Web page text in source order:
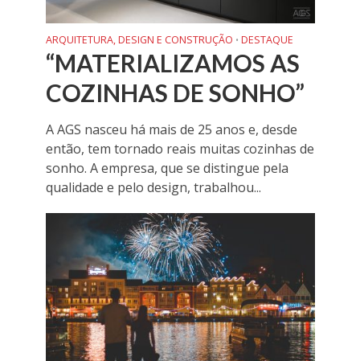
ARQUITETURA, DESIGN E CONSTRUÇÃO • DESTAQUE
“MATERIALIZAMOS AS
COZINHAS DE SONHO”
A AGS nasceu há mais de 25 anos e, desde
então, tem tornado reais muitas cozinhas de
sonho. A empresa, que se distingue pela
qualidade e pelo design, trabalhou...